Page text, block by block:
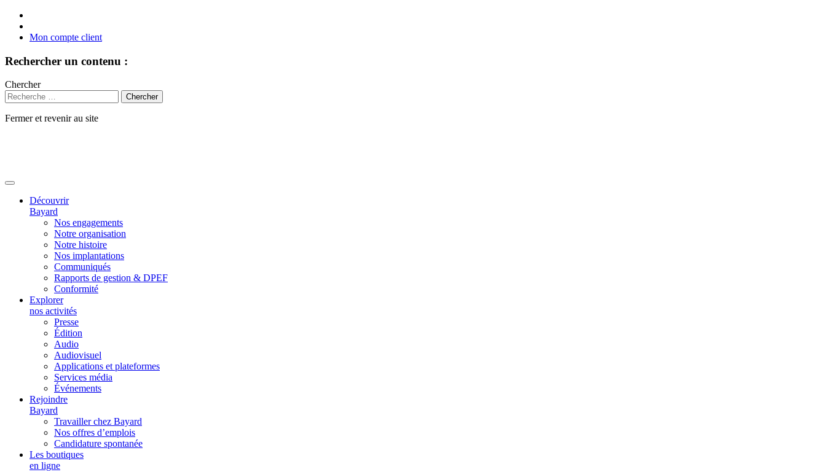
Mon compte client
Rechercher un contenu :
Chercher
Fermer et revenir au site
Découvrir
Bayard
Nos engagements
Notre organisation
Notre histoire
Nos implantations
Communiqués
Rapports de gestion & DPEF
Conformité
Explorer
nos activités
Presse
Édition
Audio
Audiovisuel
Applications et plateformes
Services média
Événements
Rejoindre
Bayard
Travailler chez Bayard
Nos offres d’emplois
Candidature spontanée
Les boutiques
en ligne